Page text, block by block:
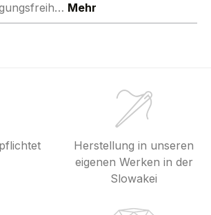
Mehr
Herstellung in unseren
eigenen Werken in der
Slowakei